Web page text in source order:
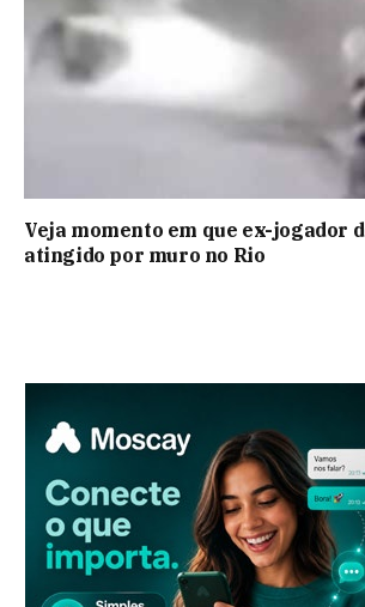
Veja momento em que ex-jogador
atingido por muro no Rio